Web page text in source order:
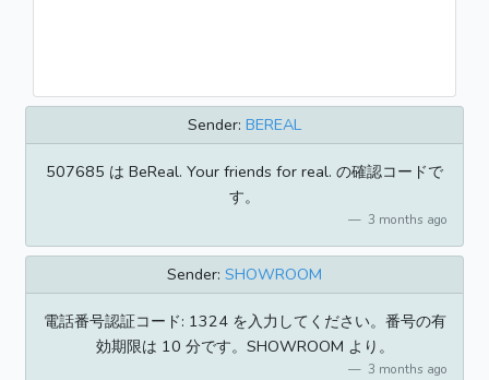
Sender: BEREAL
507685 は BeReal. Your friends for real. の確認コードで
す。
3 months ago
Sender: SHOWROOM
電話番号認証コード: 1324 を入力してください。番号の有
効期限は 10 分です。SHOWROOM より。
3 months ago